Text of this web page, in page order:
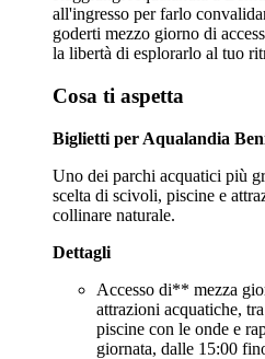
all'ingresso per farlo
goderti mezzo giorno di
la libertà di esplorarlo al tuo
Cosa ti aspetta
Biglietti per Aqualandia
Uno dei parchi acquatici più
scelta di scivoli, piscine e
collinare naturale.
Dettagli
Accesso di** mezza
attrazioni acquatiche,
piscine con le onde e
giornata, dalle 15:00